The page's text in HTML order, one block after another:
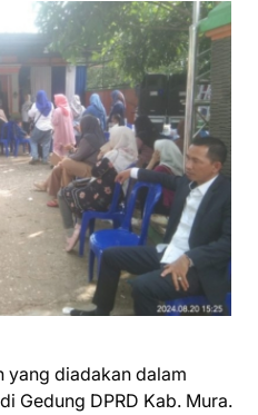
yang diadakan dalam
Gedung DPRD Kab. Mura.